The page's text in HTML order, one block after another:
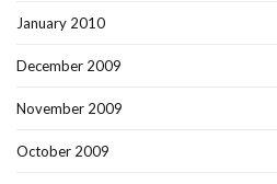
January 2010
December 2009
November 2009
October 2009